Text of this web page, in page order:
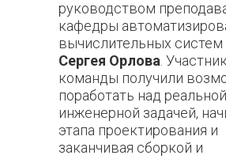
руководством
кафедры
вычислительных
Сергея Орлова .
команды получили
поработать над реальной
инженерной задачей,
этапа проектирования и
заканчивая сборкой и